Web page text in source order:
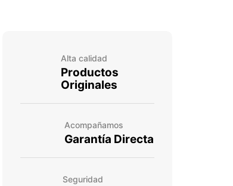
Alta calidad
Productos
Originales
Acompañamos
Garantía Directa
Seguridad